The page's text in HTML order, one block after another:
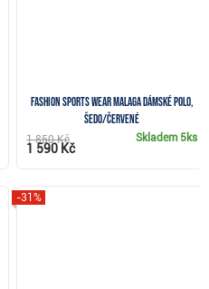
Fashion Sports Wear Malaga dámské polo,
šedo/červené
Skladem 5ks
1 850 Kč
1 590 Kč
-31%